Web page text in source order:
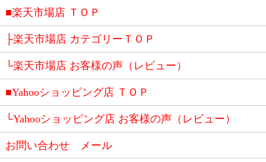
■楽天市場店 ＴＯＰ
├楽天市場店 カテゴリーＴＯＰ
└楽天市場店 お客様の声（レビュー）
■Yahooショッピング店 ＴＯＰ
└Yahooショッピング店 お客様の声（レビュー）
お問い合わせ メール